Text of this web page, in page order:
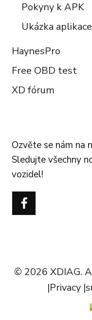
Pokyny k APK
Ukázka
HaynesPro
Free OBD test
XD fórum
Ozvěte se nám na
Sledujte všechny
vozidel!
© 2026 XDIAG.
|Privacy|